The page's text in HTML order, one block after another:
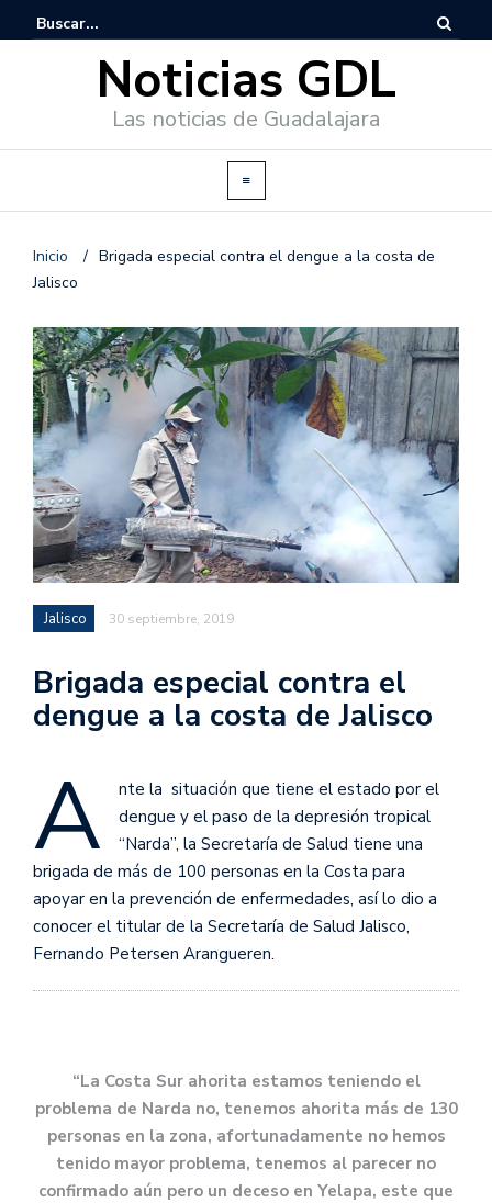
Noticias GDL
Las noticias de Guadalajara
Inicio / Brigada especial contra el dengue a la costa de
Jalisco
Jalisco 30 septiembre, 2019
Brigada especial contra el
dengue a la costa de Jalisco
A
nte la situación que tiene el estado por el
dengue y el paso de la depresión tropical
“Narda”, la Secretaría de Salud tiene una
brigada de más de 100 personas en la Costa para
apoyar en la prevención de enfermedades, así lo dio a
conocer el titular de la Secretaría de Salud Jalisco,
Fernando Petersen Arangueren.
“La Costa Sur ahorita estamos teniendo el
problema de Narda no, tenemos ahorita más de 130
personas en la zona, afortunadamente no hemos
tenido mayor problema, tenemos al parecer no
confirmado aún pero un deceso en Yelapa, este que